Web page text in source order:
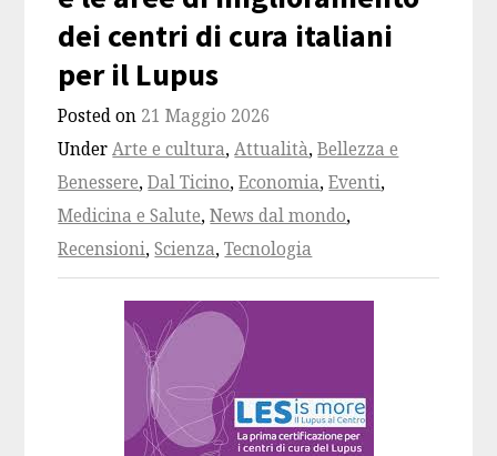
dei centri di cura italiani
per il Lupus
Posted on 21 Maggio 2026
UnderArte e cultura,Attualità,Bellezza e
Benessere,Dal Ticino,Economia,Eventi,
Medicina e Salute,News dal mondo,
Recensioni,Scienza,Tecnologia